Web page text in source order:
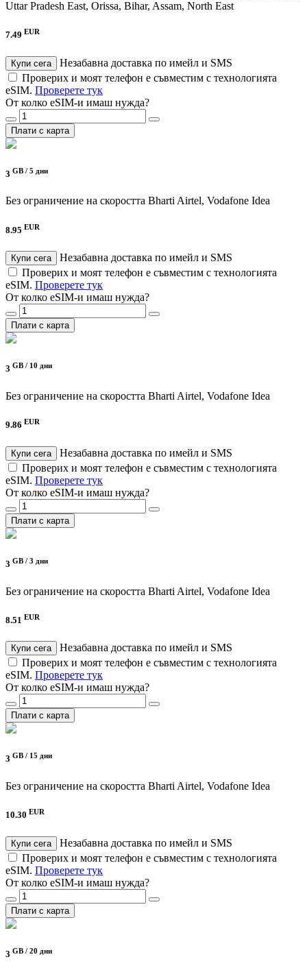
Uttar Pradesh East, Orissa, Bihar, Assam, North East
7.49 EUR
Купи сега
Незабавна доставка по имейл и SMS
Проверих и моят телефон е съвместим с технологията
eSIM. Проверете тук
От колко eSIM-и имаш нужда?
Плати с карта
3 GB / 5 дни
Без ограничение на скоростта Bharti Airtel, Vodafone Idea
8.95 EUR
Купи сега
Незабавна доставка по имейл и SMS
Проверих и моят телефон е съвместим с технологията
eSIM. Проверете тук
От колко eSIM-и имаш нужда?
Плати с карта
3 GB / 10 дни
Без ограничение на скоростта Bharti Airtel, Vodafone Idea
9.86 EUR
Купи сега
Незабавна доставка по имейл и SMS
Проверих и моят телефон е съвместим с технологията
eSIM. Проверете тук
От колко eSIM-и имаш нужда?
Плати с карта
3 GB / 3 дни
Без ограничение на скоростта Bharti Airtel, Vodafone Idea
8.51 EUR
Купи сега
Незабавна доставка по имейл и SMS
Проверих и моят телефон е съвместим с технологията
eSIM. Проверете тук
От колко eSIM-и имаш нужда?
Плати с карта
3 GB / 15 дни
Без ограничение на скоростта Bharti Airtel, Vodafone Idea
10.30 EUR
Купи сега
Незабавна доставка по имейл и SMS
Проверих и моят телефон е съвместим с технологията
eSIM. Проверете тук
От колко eSIM-и имаш нужда?
Плати с карта
3 GB / 20 дни